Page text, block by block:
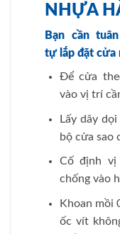
NHỰA
Bạn cần
tự lắp đặt
Để cửa
vào vị trí
Lấy dây
bộ cửa sao
Cố định vị
chống vào
Khoan mồi
ốc vít